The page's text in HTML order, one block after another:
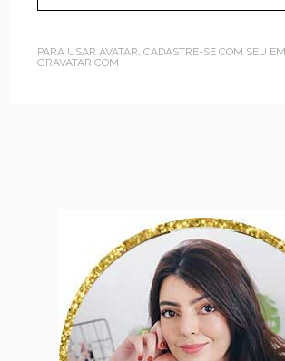
PARA USAR AVATAR, CADASTRE-SE COM SEU
GRAVATAR.COM